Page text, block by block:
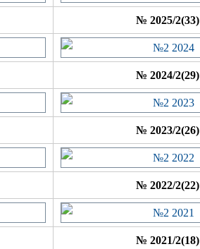
№ 2025/2(33)
№ 2024/2(29)
№ 2023/2(26)
№ 2022/2(22)
№ 2021/2(18)